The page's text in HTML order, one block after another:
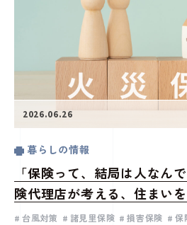
2026.06.26
暮らしの情報
「保険って、結局は人なん
険代理店が考える、住まい
台風対策 諸見里保険 損害保険 保